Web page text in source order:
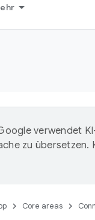
verwendet
zu übersetzen.
Core areas